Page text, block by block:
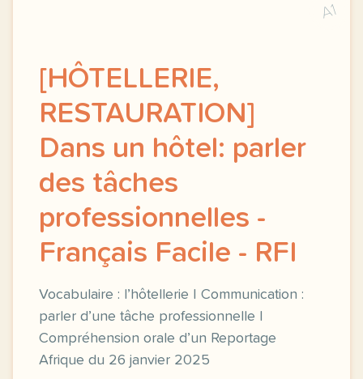
A1
[HÔTELLERIE,
RESTAURATION]
Dans un hôtel: parler
des tâches
professionnelles -
Français Facile - RFI
Vocabulaire : l’hôtellerie | Communication :
parler d’une tâche professionnelle |
Compréhension orale d’un Reportage
Afrique du 26 janvier 2025